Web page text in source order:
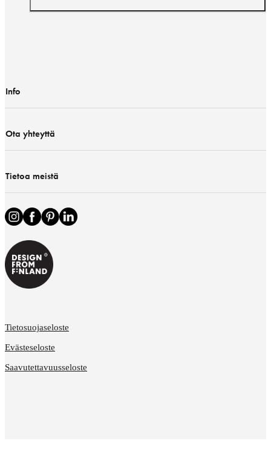
Info
Ota yhteyttä
Tietoa meistä
Tietosuojaseloste
Evästeseloste
Saavutettavuusseloste